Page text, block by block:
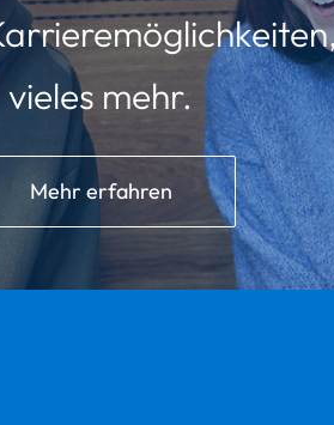
vieles mehr.
Mehr erfahren